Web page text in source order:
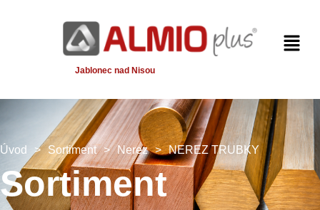
Jablonec nad Nisou
Úvod > Sortiment > Nerez > NEREZ TRUBKY
Sortiment